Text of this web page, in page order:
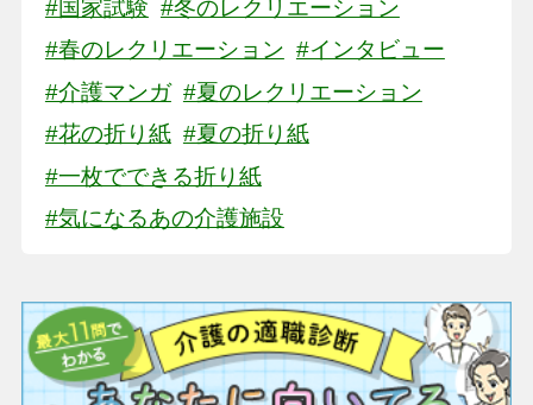
#国家試験 #冬のレクリエーション
#春のレクリエーション #インタビュー
#介護マンガ #夏のレクリエーション
#花の折り紙 #夏の折り紙
#一枚でできる折り紙
#気になるあの介護施設